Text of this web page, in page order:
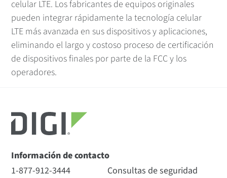
celular LTE. Los fabricantes de equipos originales
pueden integrar rápidamente la tecnología celular
LTE más avanzada en sus dispositivos y aplicaciones,
eliminando el largo y costoso proceso de certificación
de dispositivos finales por parte de la FCC y los
operadores.
Información de contacto
1-877-912-3444
Consultas de seguridad